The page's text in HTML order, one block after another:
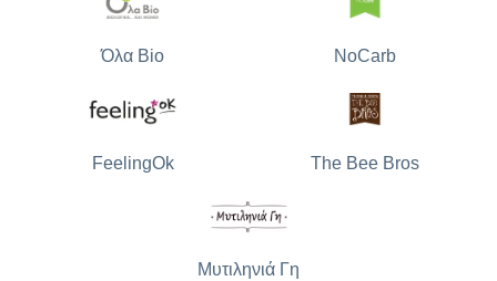
Όλα Bio NoCarb
FeelingOk The Bee Bros
Μυτιληνιά Γη